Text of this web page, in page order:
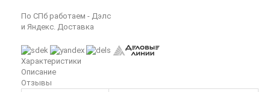
По СПб работаем - Дэлс
и Яндекс. Доставка
Характеристики
Описание
Отзывы